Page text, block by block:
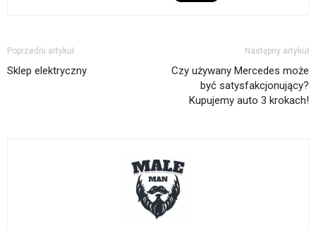
Poprzedni artykuł
Sklep elektryczny
Następny artykuł
Czy używany Mercedes może
być satysfakcjonujący?
Kupujemy auto 3 krokach!